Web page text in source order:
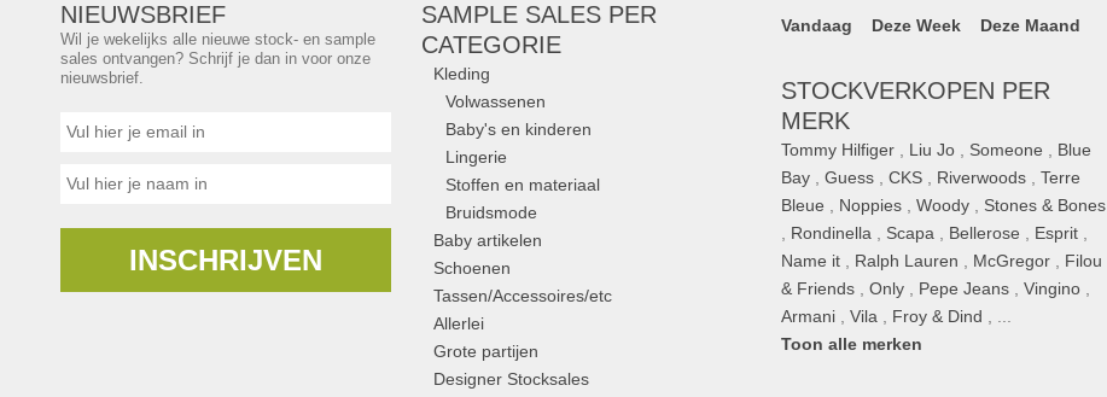
NIEUWSBRIEF
Wil je wekelijks alle nieuwe stock- en sample
sales ontvangen? Schrijf je dan in voor onze
nieuwsbrief.
INSCHRIJVEN
SAMPLE SALES PER
CATEGORIE
Kleding
Volwassenen
Baby's en kinderen
Lingerie
Stoffen en materiaal
Bruidsmode
Baby artikelen
Schoenen
Tassen/Accessoires/etc
Allerlei
Grote partijen
Designer Stocksales
Vandaag Deze Week Deze Maand
STOCKVERKOPEN PER
MERK
Tommy Hilfiger Liu Jo Someone
Blue
Bay ,Guess ,CKS Riverwoods ,Terre
Bleue
Noppies ,Woody
Stones & Bones
Rondinella Scapa Bellerose Esprit
Name it
Ralph Lauren McGregor
Filou
& Friends ,Only Pepe Jeans ,Vingino
Armani ,Vila Froy & Dind
Toon alle merken